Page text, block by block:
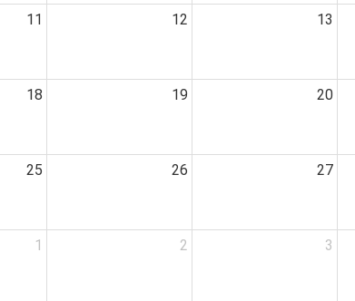
11 12 13
18 19 20
25 26 27
1 2 3